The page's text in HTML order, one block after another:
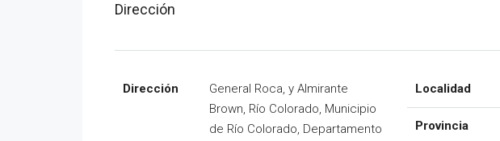
Dirección
Dirección
General Roca, y Almirante
Brown, Río Colorado, Municipio
de Río Colorado, Departamento
Localidad
Provincia